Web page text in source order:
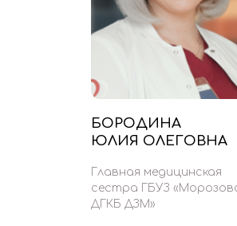
БОРОДИНА
ЮЛИЯ ОЛЕГОВНА
Главная медицинская
сестра ГБУЗ
ДГКБ ДЗМ»